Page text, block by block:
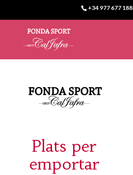
+34 977 677 188
Plats per
emportar